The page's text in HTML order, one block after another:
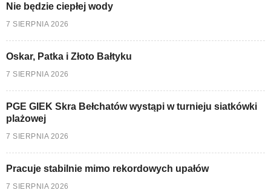
Nie będzie ciepłej wody
7 SIERPNIA 2026
Oskar, Patka i Złoto Bałtyku
7 SIERPNIA 2026
PGE GIEK Skra Bełchatów wystąpi w turnieju siatkówki
plażowej
7 SIERPNIA 2026
Pracuje stabilnie mimo rekordowych upałów
7 SIERPNIA 2026